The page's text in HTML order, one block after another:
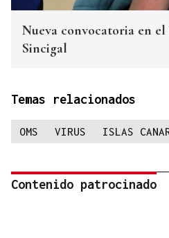
Nueva convocatoria en
Sincigal
Temas relacionados
OMS VIRUS ISLAS
Contenido patrocinado